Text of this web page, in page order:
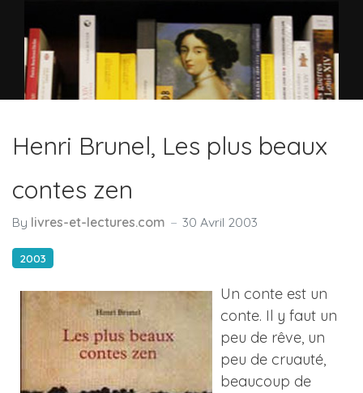
Henri Brunel, Les plus beaux
contes zen
By livres-et-lectures.com 30 Avril 2003
2003
Un conte est un
conte. Il y faut un
peu de rêve, un
peu de cruauté,
beaucoup de